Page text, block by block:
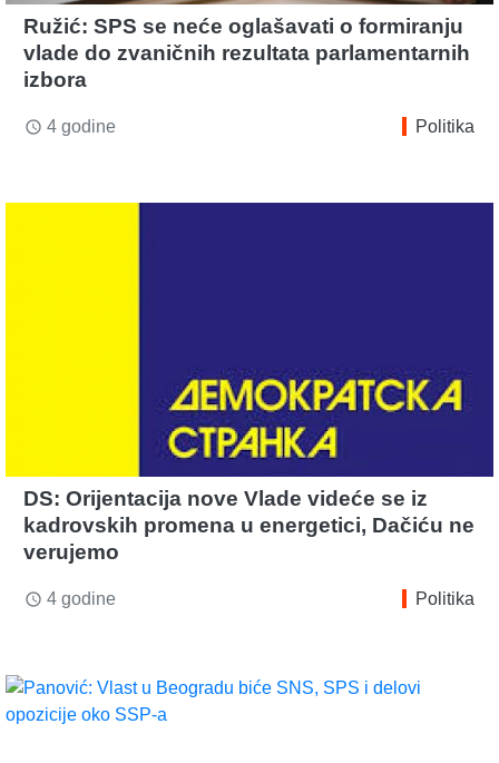
Ružić: SPS se neće oglašavati o formiranju
vlade do zvaničnih rezultata parlamentarnih
izbora
access_time 4 godine Politika
DS: Orijentacija nove Vlade videće se iz
kadrovskih promena u energetici, Dačiću ne
verujemo
access_time 4 godine Politika